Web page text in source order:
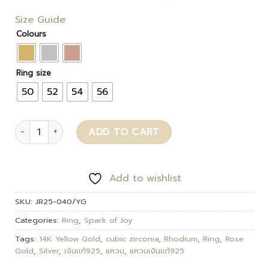
Size Guide
Colours
Ring size
50 52 54 56
Mellis quantity ADD TO CART
Add to wishlist
SKU: JR25-040/YG
Categories: Ring, Spark of Joy
Tags: 14K Yellow Gold, cubic zirconia, Rhodium, Ring, Rose
Gold, Silver, เงินเเท้925, แหวน, แหวนเงินเเท้925